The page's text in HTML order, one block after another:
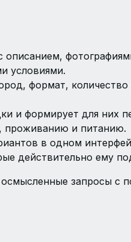
условиями.
формат, количество
и формирует для них
проживанию и питанию.
в одном
действительно ему
осмысленные запросы с